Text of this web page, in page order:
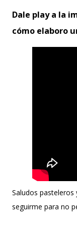
Dale play a la
cómo elaboro
Saludos
seguirme para no